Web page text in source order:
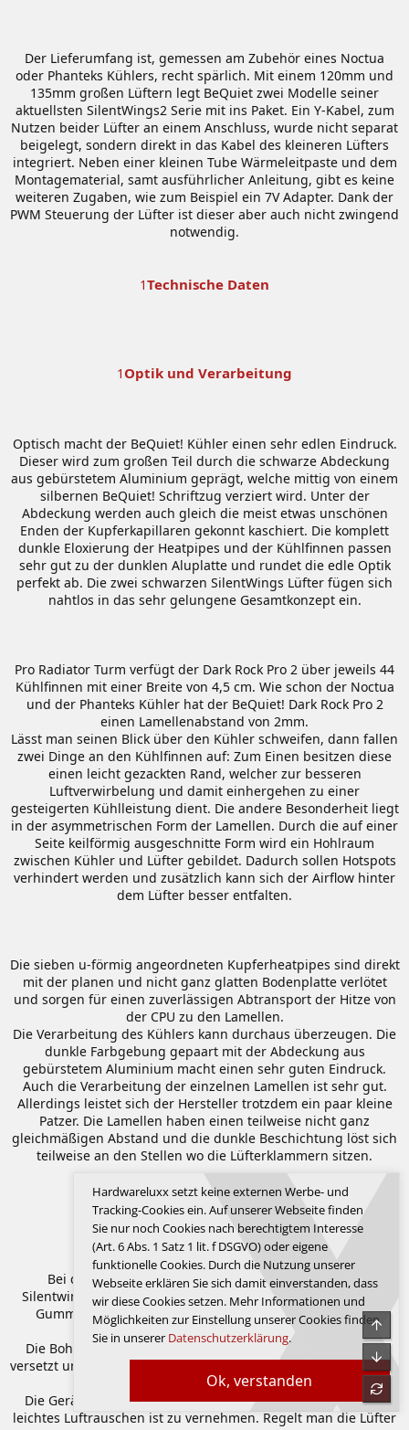
Der Lieferumfang ist, gemessen am Zubehör eines Noctua
oder Phanteks Kühlers, recht spärlich. Mit einem 120mm und
135mm großen Lüftern legt BeQuiet zwei Modelle seiner
aktuellsten SilentWings2 Serie mit ins Paket. Ein Y-Kabel, zum
Nutzen beider Lüfter an einem Anschluss, wurde nicht separat
beigelegt, sondern direkt in das Kabel des kleineren Lüfters
integriert. Neben einer kleinen Tube Wärmeleitpaste und dem
Montagematerial, samt ausführlicher Anleitung, gibt es keine
weiteren Zugaben, wie zum Beispiel ein 7V Adapter. Dank der
PWM Steuerung der Lüfter ist dieser aber auch nicht zwingend
notwendig.
1Technische Daten
1 Optik und Verarbeitung
Optisch macht der BeQuiet! Kühler einen sehr edlen Eindruck.
Dieser wird zum großen Teil durch die schwarze Abdeckung
aus gebürstetem Aluminium geprägt, welche mittig von einem
silbernen BeQuiet! Schriftzug verziert wird. Unter der
Abdeckung werden auch gleich die meist etwas unschönen
Enden der Kupferkapillaren gekonnt kaschiert. Die komplett
dunkle Eloxierung der Heatpipes und der Kühlfinnen passen
sehr gut zu der dunklen Aluplatte und rundet die edle Optik
perfekt ab. Die zwei schwarzen SilentWings Lüfter fügen sich
nahtlos in das sehr gelungene Gesamtkonzept ein.
Pro Radiator Turm verfügt der Dark Rock Pro 2 über jeweils 44
Kühlfinnen mit einer Breite von 4,5 cm. Wie schon der Noctua
und der Phanteks Kühler hat der BeQuiet! Dark Rock Pro 2
einen Lamellenabstand von 2mm.
Lässt man seinen Blick über den Kühler schweifen, dann fallen
zwei Dinge an den Kühlfinnen auf: Zum Einen besitzen diese
einen leicht gezackten Rand, welcher zur besseren
Luftverwirbelung und damit einhergehen zu einer
gesteigerten Kühlleistung dient. Die andere Besonderheit liegt
in der asymmetrischen Form der Lamellen. Durch die auf einer
Seite keilförmig ausgeschnitte Form wird ein Hohlraum
zwischen Kühler und Lüfter gebildet. Dadurch sollen Hotspots
verhindert werden und zusätzlich kann sich der Airflow hinter
dem Lüfter besser entfalten.
Die sieben u-förmig angeordneten Kupferheatpipes sind direkt
mit der planen und nicht ganz glatten Bodenplatte verlötet
und sorgen für einen zuverlässigen Abtransport der Hitze von
der CPU zu den Lamellen.
Die Verarbeitung des Kühlers kann durchaus überzeugen. Die
dunkle Farbgebung gepaart mit der Abdeckung aus
gebürstetem Aluminium macht einen sehr guten Eindruck.
Auch die Verarbeitung der einzelnen Lamellen ist sehr gut.
Allerdings leistet sich der Hersteller trotzdem ein paar kleine
Patzer. Die Lamellen haben einen teilweise nicht ganz
gleichmäßigen Abstand und die dunkle Beschichtung löst sich
teilweise an den Stellen wo die Lüfterklammern sitzen.
1Serienlüfter
Bei den Lüftern setzt BeQuiet! auf seine bekannten
Silentwings2 Serie. Die Lüfter haben am Rand jeweils einen
Gummirahmen und werden dadurch leicht vom Kühler
entkoppelt.
Die Bohrungen beim 135mm Lüfter sind leicht nach Innen
versetzt und weisen dadurch die Maße eines normalen 120mm
Lüfters auf.
Die Geräuschentwicklung ist sehr angenehm, lediglich ein
leichtes Luftrauschen ist zu vernehmen. Regelt man die Lüfter
Ok, verstanden
Hardwareluxx setzt keine externen Werbe- und
Tracking-Cookies ein. Auf unserer Webseite finden
Sie nur noch Cookies nach berechtigtem Interesse
(Art. 6 Abs. 1 Satz 1 lit. f DSGVO) oder eigene
funktionelle Cookies. Durch die Nutzung unserer
Webseite erklären Sie sich damit einverstanden, dass
wir diese Cookies setzen. Mehr Informationen und
Möglichkeiten zur Einstellung unserer Cookies finden
Sie in unserer Datenschutzerklärung.